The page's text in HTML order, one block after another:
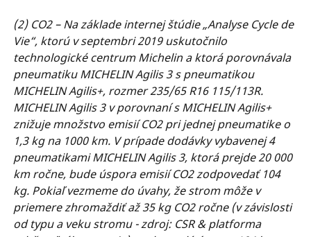
(2) CO2 – Na základe internej štúdie „Analyse Cycle de
Vie“, ktorú v septembri 2019 uskutočnilo
technologické centrum Michelin a ktorá porovnávala
pneumatiku MICHELIN Agilis 3 s pneumatikou
MICHELIN Agilis+, rozmer 235/65 R16 115/113R.
MICHELIN Agilis 3 v porovnaní s MICHELIN Agilis+
znižuje množstvo emisií CO2 pri jednej pneumatike o
1,3 kg na 1000 km. V prípade dodávky vybavenej 4
pneumatikami MICHELIN Agilis 3, ktorá prejde 20 000
km ročne, bude úspora emisií CO2 zodpovedať 104
kg. Pokiaľ vezmeme do úvahy, že strom môže v
priemere zhromaždiť až 35 kg CO2 ročne (v závislosti
od typu a veku stromu - zdroj: CSR & platforma